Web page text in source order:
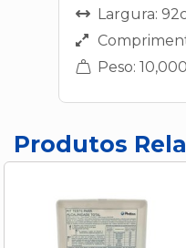
Largura:
Peso:
Produtos